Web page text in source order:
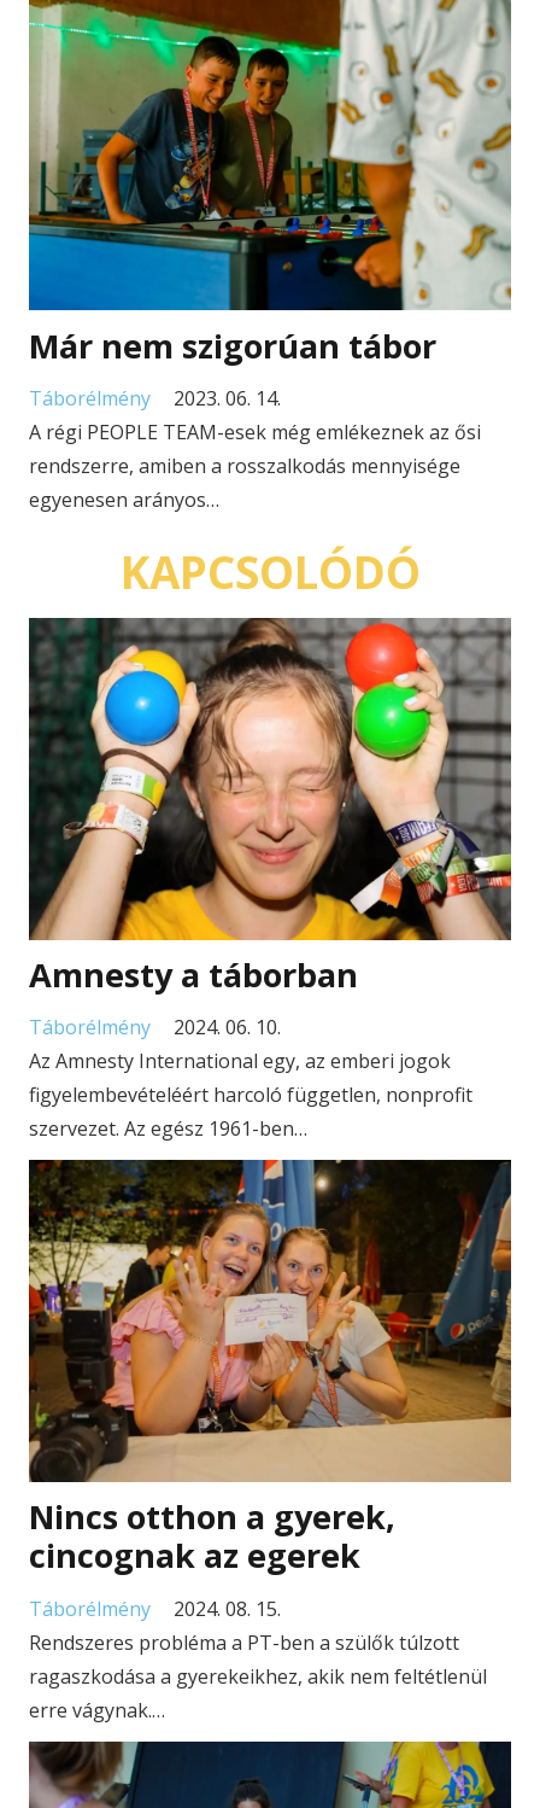
Már nem szigorúan tábor
Táborélmény
2023. 06. 14.
A régi PEOPLE TEAM-esek még emlékeznek az ősi
rendszerre, amiben a rosszalkodás mennyisége
egyenesen arányos…
KAPCSOLÓDÓ
Amnesty a táborban
Táborélmény
2024. 06. 10.
Az Amnesty International egy, az emberi jogok
figyelembevételéért harcoló független, nonprofit
szervezet. Az egész 1961-ben…
Nincs otthon a gyerek,
cincognak az egerek
Táborélmény
2024. 08. 15.
Rendszeres probléma a PT-ben a szülők túlzott
ragaszkodása a gyerekeikhez, akik nem feltétlenül
erre vágynak.…